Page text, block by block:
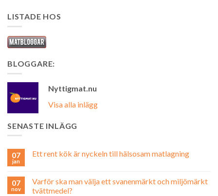
LISTADE HOS
BLOGGARE:
Nyttigmat.nu
Visa alla inlägg
SENASTE INLÄGG
07
jan
Ett rent kök är nyckeln till hälsosam matlagning
07
nov
Varför ska man välja ett svanenmärkt och miljömärkt
tvättmedel?